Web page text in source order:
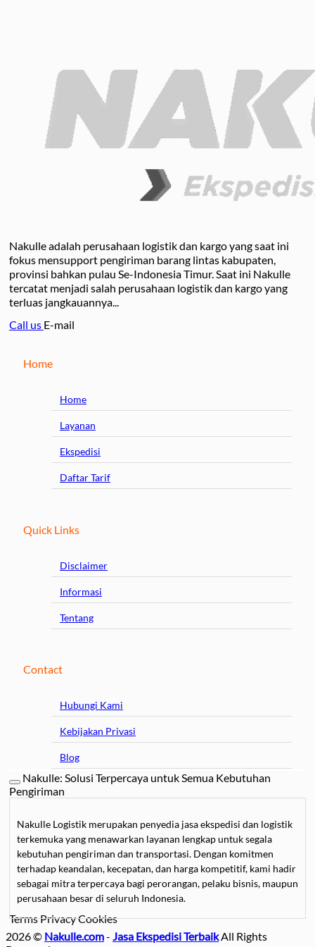
Makassar
Nakulle adalah perusahaan logistik dan kargo yang saat ini
fokus mensupport pengiriman barang lintas kabupaten,
provinsi bahkan pulau Se-Indonesia Timur. Saat ini Nakulle
tercatat menjadi salah perusahaan logistik dan kargo yang
terluas jangkauannya...
Call us E-mail
Home
Home
Layanan
Ekspedisi
Daftar Tarif
Quick Links
Disclaimer
Informasi
Tentang
Contact
Hubungi Kami
Kebijakan Privasi
Blog
Nakulle: Solusi Terpercaya untuk Semua Kebutuhan
Pengiriman
Nakulle Logistik merupakan penyedia jasa ekspedisi dan logistik
terkemuka yang menawarkan layanan lengkap untuk segala
kebutuhan pengiriman dan transportasi. Dengan komitmen
terhadap keandalan, kecepatan, dan harga kompetitif, kami hadir
sebagai mitra terpercaya bagi perorangan, pelaku bisnis, maupun
perusahaan besar di seluruh Indonesia.
Kami mengkhususkan diri dalam
dari paket kecil hingga kargo besar, dengan pilihan layanan darat,
TermsPrivacyCookies
2026 © Nakulle.com- Jasa Ekspedisi TerbaikAll Rights